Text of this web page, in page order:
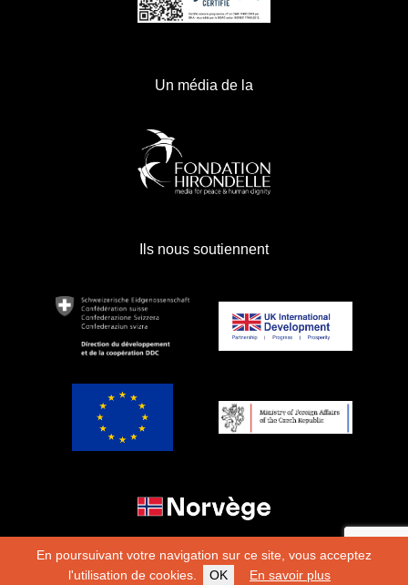
En poursuivant votre navigation sur ce site, vous acceptez
l'utilisation de cookies.
OK En savoir plus
Un média de la
Ils nous soutiennent